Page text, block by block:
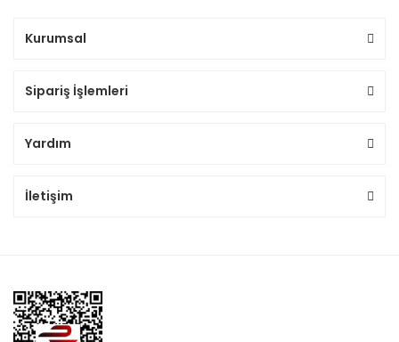
Kurumsal
Sipariş İşlemleri
Yardım
İletişim